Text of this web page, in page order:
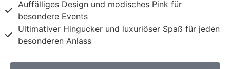
Auffälliges Design und modisches Pink für
besondere Events
Ultimativer Hingucker und luxuriöser Spaß für jeden
besonderen Anlass